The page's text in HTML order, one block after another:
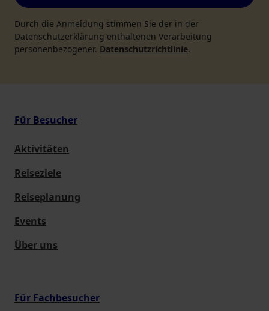
Durch die Anmeldung stimmen Sie der in der
Datenschutzerklärung enthaltenen Verarbeitung
personenbezogener. Datenschutzrichtlinie.
Für Besucher
Aktivitäten
Reiseziele
Reiseplanung
Events
Über uns
Für Fachbesucher